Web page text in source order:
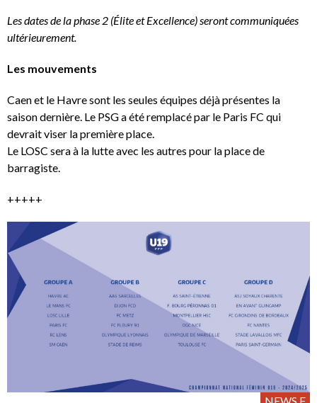
Les dates de la phase 2 (Élite et Excellence) seront communiquées
ultérieurement.
Les mouvements
Caen et le Havre sont les seules équipes déjà présentes la
saison dernière. Le PSG a été remplacé par le Paris FC qui
devrait viser la première place.
Le LOSC sera à la lutte avec les autres pour la place de
barragiste.
+++++